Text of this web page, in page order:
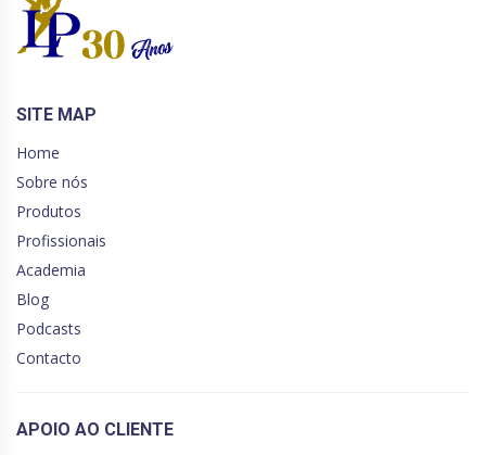
SITE MAP
Home
Sobre nós
Produtos
Profissionais
Academia
Blog
Podcasts
Contacto
APOIO AO CLIENTE